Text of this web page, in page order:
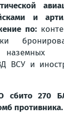
и
по:
ВСУ и
сбито 270
противника.